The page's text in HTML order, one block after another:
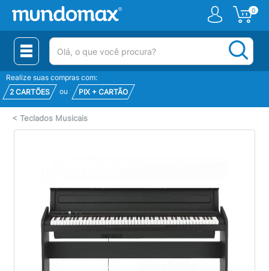
0
(pesquisar)
Realize suas compras com:
2 CARTÕES
ou PIX + CARTÃO
< Teclados Musicais